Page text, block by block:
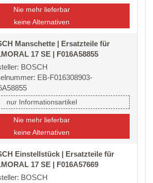
Nie mehr lieferbar
keine Alternativen
Manschette | Ersatzteile für
17 SE | F016A58855
BOSCH
EB-F016308903-
nur Informationsartikel
Nie mehr lieferbar
keine Alternativen
Einstellstück | Ersatzteile für
17 SE | F016A57669
BOSCH